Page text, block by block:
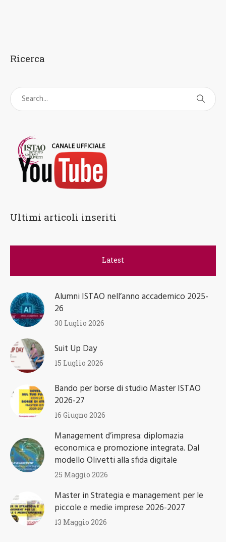
Ricerca
Ultimi articoli inseriti
Latest
Alumni ISTAO nell’anno accademico 2025-
26
30 Luglio 2026
Suit Up Day
15 Luglio 2026
Bando per borse di studio Master ISTAO
2026-27
16 Giugno 2026
Management d’impresa: diplomazia
economica e promozione integrata. Dal
modello Olivetti alla sfida digitale
25 Maggio 2026
Master in Strategia e management per le
piccole e medie imprese 2026-2027
13 Maggio 2026